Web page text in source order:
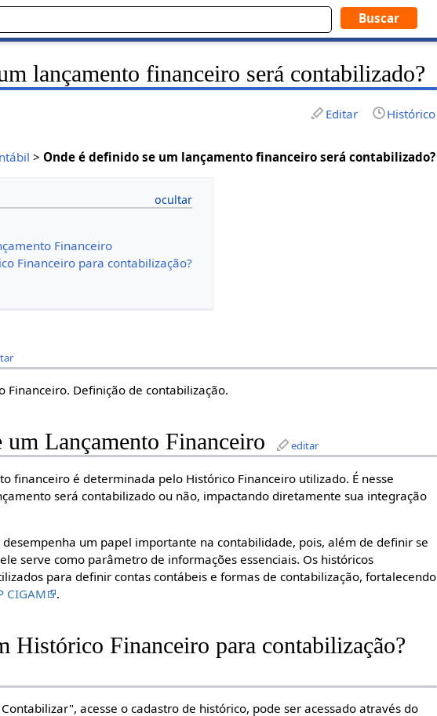
lançamento financeiro será contabilizado?
Editar Histórico
> Onde é definido se um lançamento financeiro será contabilizado?
Financeiro
Financeiro para contabilização?
Financeiro. Definição de contabilização.
Lançamento Financeiro editar
financeiro é determinada pelo Histórico Financeiro utilizado. É nesse
será contabilizado ou não, impactando diretamente sua integração
um papel importante na contabilidade, pois, além de definir se
serve como parâmetro de informações essenciais. Os históricos
para definir contas contábeis e formas de contabilização, fortalecendo
CIGAM .
Histórico Financeiro para contabilização?
acesse o cadastro de histórico, pode ser acessado através do